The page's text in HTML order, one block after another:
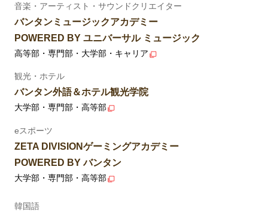
音楽・アーティスト・サウンドクリエイター
バンタンミュージックアカデミー
POWERED BY ユニバーサル ミュージック
高等部・専門部・大学部・キャリア
観光・ホテル
バンタン外語＆ホテル観光学院
大学部・専門部・高等部
eスポーツ
ZETA DIVISIONゲーミングアカデミー
POWERED BY バンタン
大学部・専門部・高等部
韓国語